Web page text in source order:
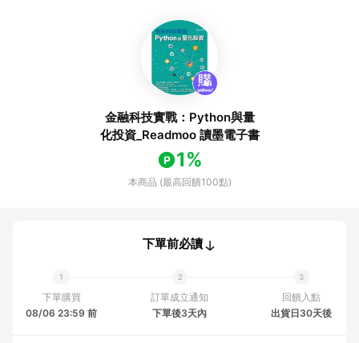
金融科技實戰：Python與量
化投資_Readmoo 讀墨電子書
1%
本商品 (最高回饋100點)
下單前必讀
下單購買
08/06 23:59 前
訂單成立通知
下單後3天內
回饋入點
出貨日30天後